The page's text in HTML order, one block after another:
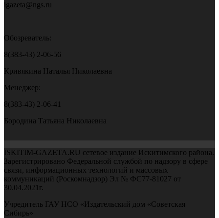
igazeta@ngs.ru
Обозреватель:
8(383-43) 2-06-56
Кривякина Наталья Николаевна
Менеджер:
8(383-43) 2-06-41
Бородина Татьяна Николаевна
ISKITIM-GAZETA.RU сетевое издание Искитимского района.
Зарегистрировано Федеральной службой по надзору в сфере
связи, информационных технологий и массовых
коммуникаций (Роскомнадзор) Эл № ФС77-81027 от
30.04.2021г.
Учредитель ГАУ НСО «Издательский дом «Советская
Сибирь»